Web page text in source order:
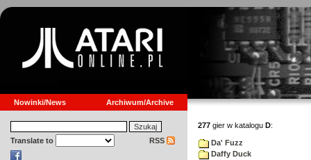
Nowinki/News Archiwum/Archive
Translate to RSS
277 gier w katalogu D:
Da' Fuzz
Daffy Duck